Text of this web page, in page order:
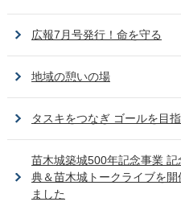
広報7月号発行！命を守る
地域の憩いの場
タスキをつなぎ ゴールを目
苗木城築城500年記念事業 記
典＆苗木城トークライブを開
ました